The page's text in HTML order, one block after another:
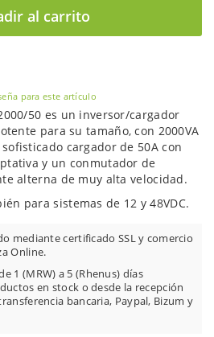
al carrito
para este artículo
50 es un inversor/cargador
para su tamaño, con 2000VA
cargador de 50A con
y un conmutador de
alterna de muy alta velocidad.
para sistemas de 12 y 48VDC.
mediante certificado SSL y comercio
Online.
1 (MRW) a 5 (Rhenus) días
en stock o desde la recepción
bancaria, Paypal, Bizum y